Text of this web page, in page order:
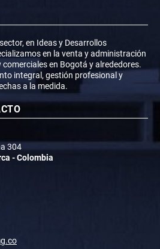
en Ideas y Desarrollos
en la venta y administración
comerciales en Bogotá y alrededores.
integral, gestión profesional y
a la medida.
304
- Colombia